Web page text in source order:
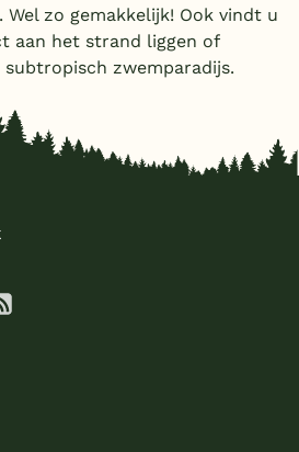
zo gemakkelijk! Ook vindt u
aan het strand liggen of
subtropisch zwemparadijs.